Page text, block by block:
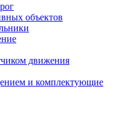
объектов
движения
и комплектующие